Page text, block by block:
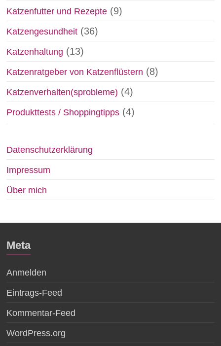
Katzenfutter und Rezepte (9)
Katzengesundheit (36)
Katzenhaltung (13)
Katzenratgeber von Katzenflüstern (8)
Katzenverhalten(sprobleme) (4)
Produkttests / Shoppingtipps (4)
Datenschutzerklärung
Impressum
Über mich
Meta
Anmelden
Eintrags-Feed
Kommentar-Feed
WordPress.org